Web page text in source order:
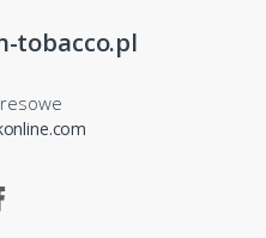
tobacco.pl